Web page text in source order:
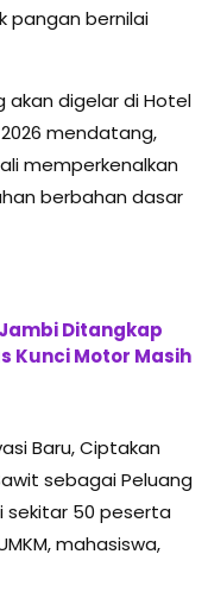
pangan bernilai
akan digelar di Hotel
mendatang,
memperkenalkan
berbahan dasar
Ditangkap
Kunci Motor Masih
Baru, Ciptakan
sebagai Peluang
sekitar 50 peserta
mahasiswa,